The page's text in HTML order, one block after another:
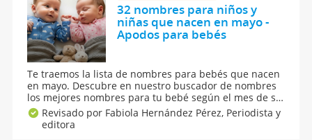
32 nombres para niños y
niñas que nacen en mayo -
Apodos para bebés
Te traemos la lista de nombres para bebés que nacen
en mayo. Descubre en nuestro buscador de nombres
los mejores nombres para tu bebé según el mes de su
nacimiento. Te contamos el significado y origen de
estos nombres para niños y nombres para niñas que
están a punto de nacer en el mes de mayo.
Revisado por Fabiola Hernández Pérez, Periodista y
editora